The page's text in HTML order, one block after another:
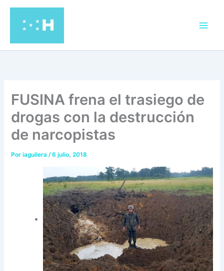
contenido
FUSINA frena el trasiego de
drogas con la destrucción
de narcopistas
Poriaguilera/6 julio, 2018